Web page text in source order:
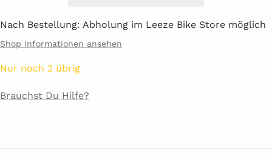
Nach Bestellung: Abholung im Leeze Bike Store möglich
Shop Informationen ansehen
Nur noch 2 übrig
Brauchst Du Hilfe?